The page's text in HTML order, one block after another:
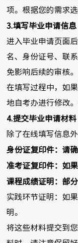
项。根据您的需求
3.填写毕业申请信息
进入毕业申请页面
名、身份证号、联
免影响后续的审核。
在填写过程中，如
地自考办进行修改
4.提交毕业申请材料
除了在线填写信息
身份证复印件：请
准考证复印件：如
课程成绩证明：部
实践环节证明：如
明。
将这些材料提交到